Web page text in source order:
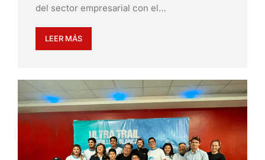
del sector empresarial con el…
LEER MÁS